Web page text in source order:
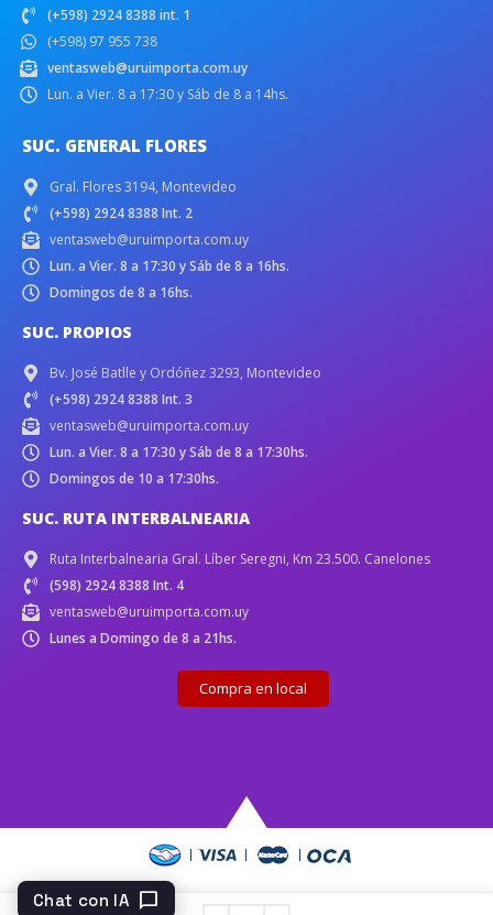
(+598) 2924 8388 int. 1
(+598) 97 955 738
ventasweb@uruimporta.com.uy
Lun. a Vier. 8 a 17:30 y Sáb de 8 a 14hs.
SUC. GENERAL FLORES
Gral. Flores 3194, Montevideo
(+598) 2924 8388 Int. 2
ventasweb@uruimporta.com.uy
Lun. a Vier. 8 a 17:30 y Sáb de 8 a 16hs.
Domingos de 8 a 16hs.
SUC. PROPIOS
Bv. José Batlle y Ordóñez 3293, Montevideo
(+598) 2924 8388 Int. 3
ventasweb@uruimporta.com.uy
Lun. a Vier. 8 a 17:30 y Sáb de 8 a 17:30hs.
Domingos de 10 a 17:30hs.
SUC. RUTA INTERBALNEARIA
Ruta Interbalnearia Gral. Líber Seregni, Km 23.500. Canelones
(598) 2924 8388 Int. 4
ventasweb@uruimporta.com.uy
Lunes a Domingo de 8 a 21hs.
Compra en local
Chat con IA chat_bubble